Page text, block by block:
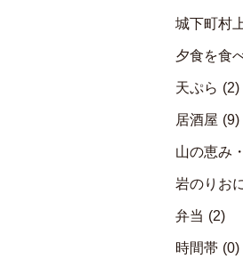
城下町村
夕食を食
天ぷら (2)
居酒屋 (9)
山の恵み
岩のりお
弁当 (2)
時間帯 (0)